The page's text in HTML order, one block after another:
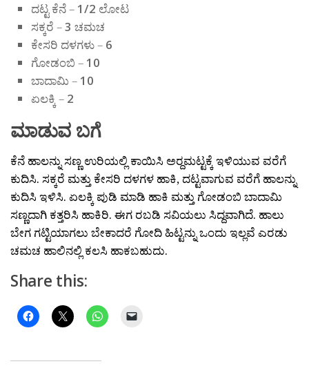
ದಟ್ಟ ಕೆನೆ – 1/2 ಲೋಟ
ಸಕ್ಕರೆ –3 ಚಮಚ
ಕೇಸರಿ ದಳಗಳು – 6
ಗೋಡಂಬಿ – 10
ಬಾದಾಮಿ – 10
ಏಲಕ್ಕಿ – 2
ಮಾಡುವ ಬಗೆ
ಕೆನೆ ಹಾಲನ್ನು ಸಣ್ಣ ಉರಿಯಲ್ಲಿ ಕಾಯಿಸಿ ಅರ‍್ದಮಟ್ಟಕ್ಕೆ ಇಳಿಯುವ ವರೆಗೆ
ಕುದಿಸಿ. ಸಕ್ಕರೆ ಮತ್ತು ಕೇಸರಿ ದಳಗಳ ಹಾಕಿ, ದಟ್ಟವಾಗುವ ವರೆಗೆ ಹಾಲನ್ನು
ಕುದಿಸಿ ಇಳಿಸಿ. ಏಲಕ್ಕಿ ಪುಡಿ ಮಾಡಿ ಹಾಕಿ ಮತ್ತು ಗೋಡಂಬಿ ಬಾದಾಮಿ
ಸಣ್ಣದಾಗಿ ಕತ್ತರಿಸಿ ಹಾಕಿರಿ. ಈಗ ರಬಡಿ ಸವಿಯಲು ಸಿದ್ದವಾಗಿದೆ. ಹಾಲು
ಬೇಗ ಗಟ್ಟಿಯಾಗಲು ಬೇಕಾದರೆ ಗೋದಿ ಹಿಟ್ಟನ್ನು ಒಂದು ಇಲ್ಲವೆ ಎರಡು
ಚಮಚ ಹಾಲಿನಲ್ಲಿ ಕಲಸಿ ಹಾಕಬಹುದು.
Share this: